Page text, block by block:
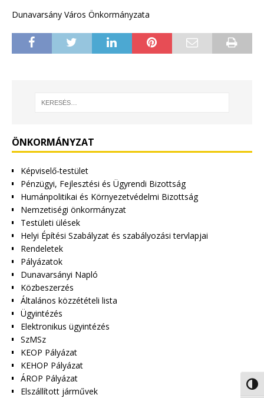
Dunavarsány Város Önkormányzata
ÖNKORMÁNYZAT
Képviselő-testület
Pénzügyi, Fejlesztési és Ügyrendi Bizottság
Humánpolitikai és Környezetvédelmi Bizottság
Nemzetiségi önkormányzat
Testületi ülések
Helyi Építési Szabályzat és szabályozási tervlapjai
Rendeletek
Pályázatok
Dunavarsányi Napló
Közbeszerzés
Általános közzétételi lista
Ügyintézés
Elektronikus ügyintézés
SzMSz
KEOP Pályázat
KEHOP Pályázat
ÁROP Pályázat
Elszállított járművek